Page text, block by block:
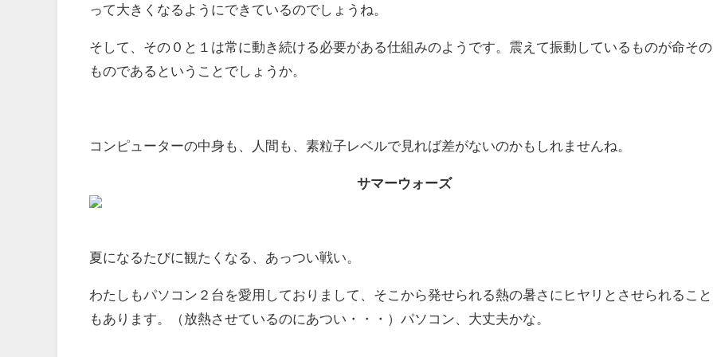
って大きくなるようにできているのでしょうね。
そして、その０と１は常に動き続ける必要がある仕組みのようです。震えて振動しているものが命その
ものであるということでしょうか。
コンピューターの中身も、人間も、素粒子レベルで見れば差がないのかもしれませんね。
サマーウォーズ
夏になるたびに観たくなる、あっつい戦い。
わたしもパソコン２台を愛用しておりまして、そこから発せられる熱の暑さにヒヤリとさせられること
もあります。（放熱させているのにあつい・・・）パソコン、大丈夫かな。